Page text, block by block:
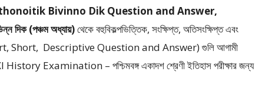
Bivinno Dik Question and Answer,
দিক (পঞ্চম অধ্যায়)থেকেবহুবিকল্পভিত্তিক, সংক্ষিপ্ত, অতিসংক্ষিপ্ত এবং
Short, Descriptive Question and Answer)গুলি আগামী
Examination – পশ্চিমবঙ্গ একাদশ শ্রেণী ইতিহাস পরীক্ষার জন্য